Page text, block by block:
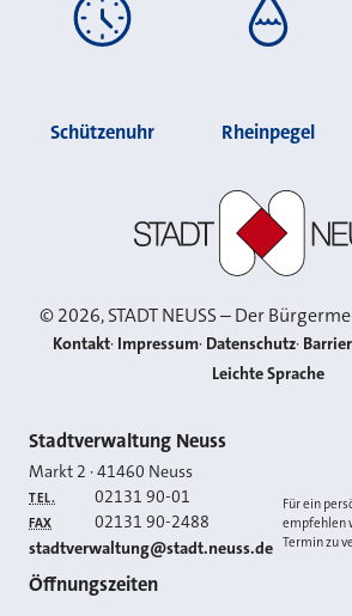
Schützenuhr Rheinpegel
©2026, STADT NEUSS – Der
Kontakt Impressum Datenschutz
Leichte Sprache
Kontakt
Stadtverwaltung Neuss
Markt 2 ·41460 Neuss
TEL. 02131 90-01
FAX 02131 90-2488
E-MAIL
stadtverwaltung@stadt.neuss.de
Für ein
empfehlen
Termin zu
Öffnungszeiten